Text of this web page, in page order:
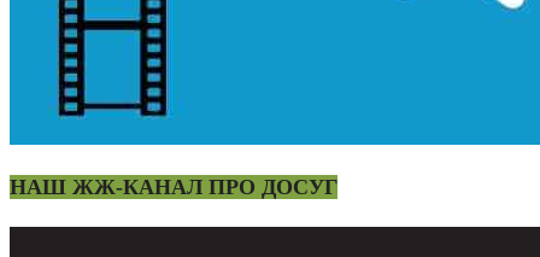
НАШ ЖЖ-КАНАЛ ПРО ДОСУГ